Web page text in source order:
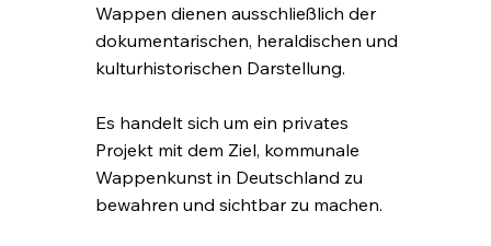
Wappen dienen ausschließlich der
dokumentarischen, heraldischen und
kulturhistorischen Darstellung.
Es handelt sich um ein privates
Projekt mit dem Ziel, kommunale
Wappenkunst in Deutschland zu
bewahren und sichtbar zu machen.